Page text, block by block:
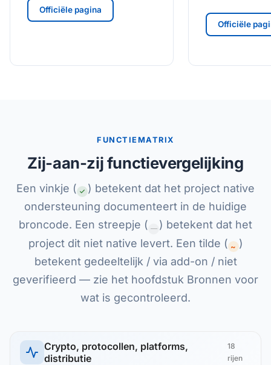
Officiële pagina
Officiële
FUNCTIEMATRIX
Zij-aan-zij functievergelijking
Een vinkje (
) betekent dat het project native
ondersteuning documenteert in de huidige
broncode. Een streepje ( — ) betekent dat het
project dit niet native levert. Een tilde ( ~ )
betekent gedeeltelijk / via add-on / niet
geverifieerd — zie het hoofdstuk Bronnen voor
wat is gecontroleerd.
Crypto, protocollen, platforms,
distributie
18
rijen